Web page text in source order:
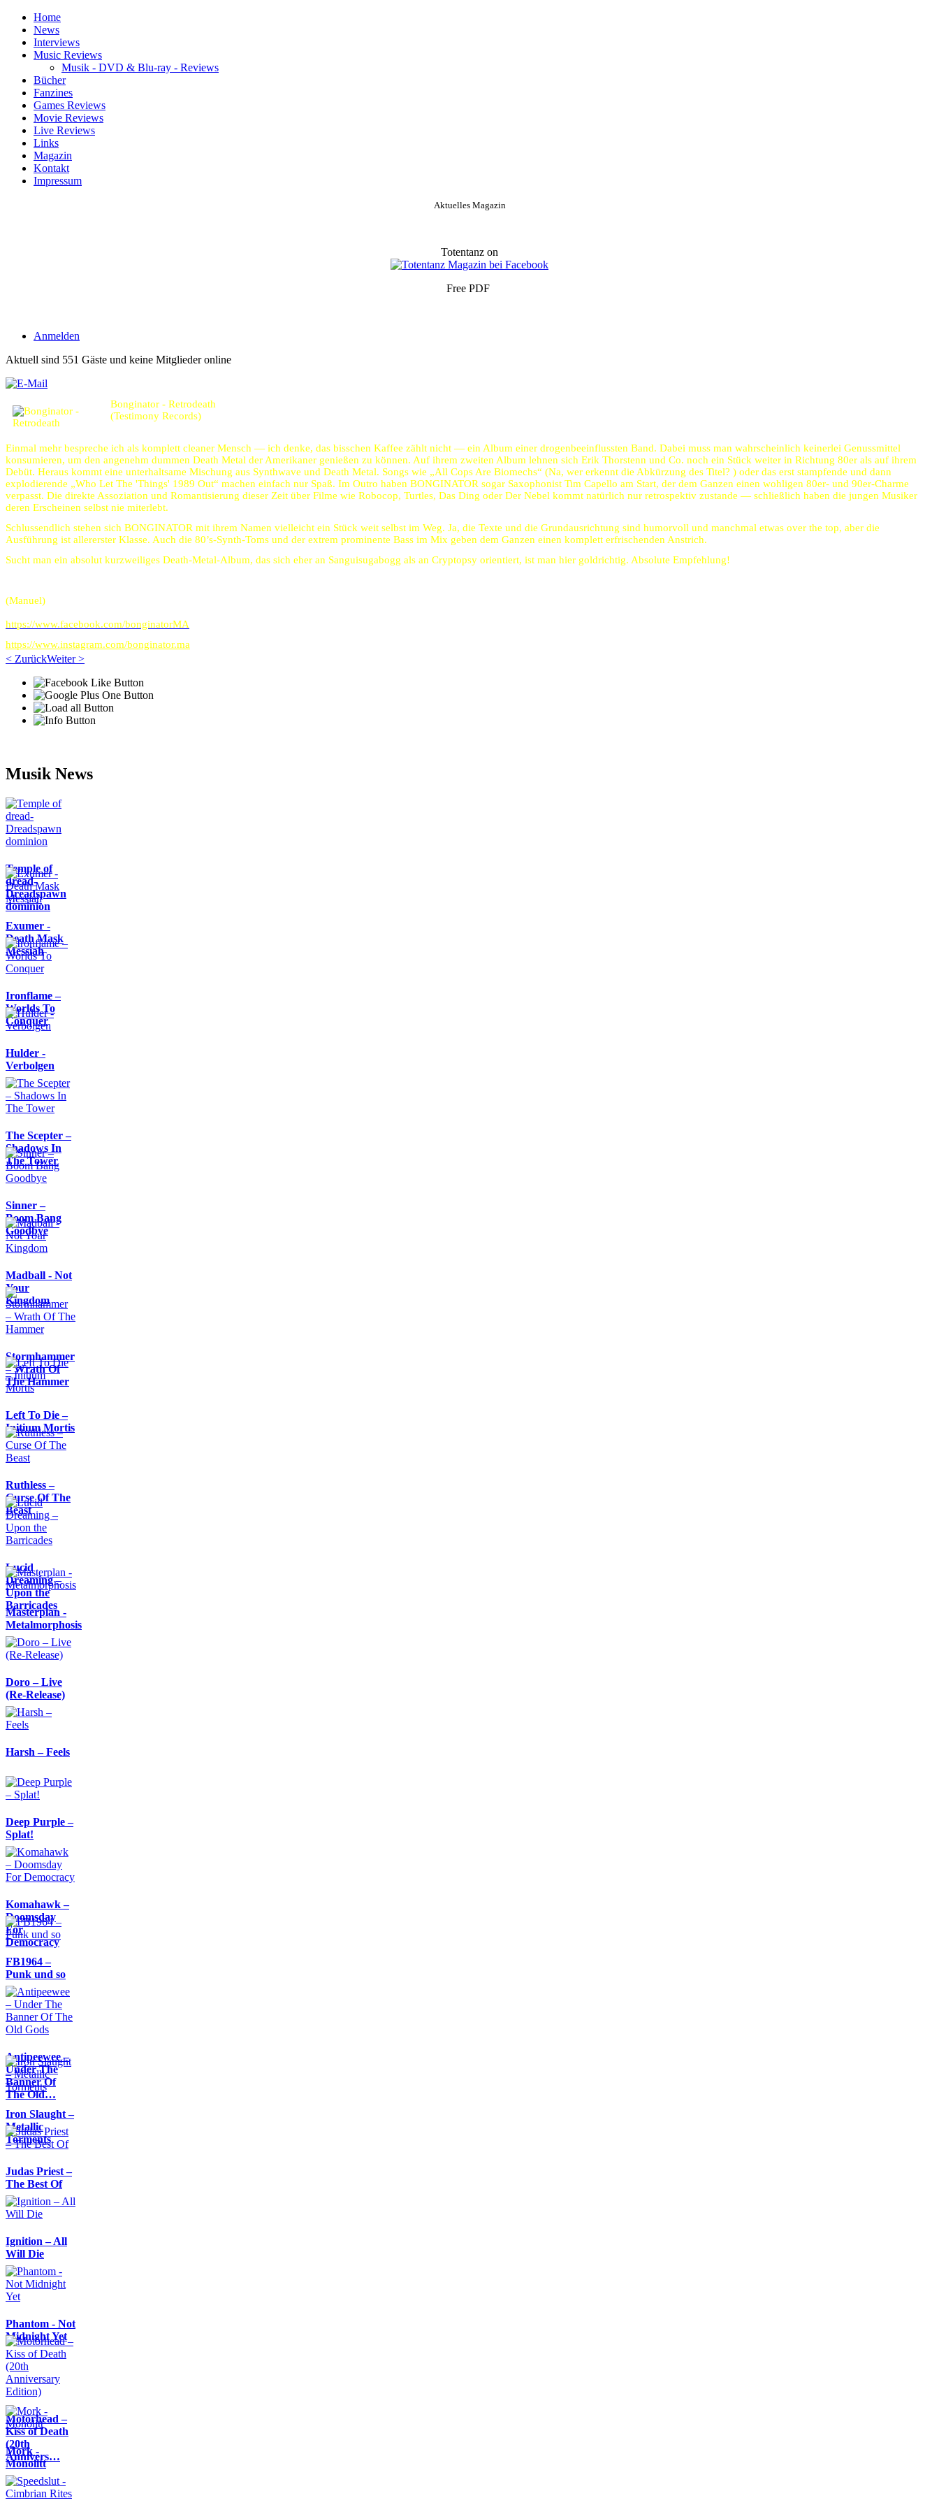
Home
News
Interviews
Music Reviews
Musik - DVD & Blu-ray - Reviews
Bücher
Fanzines
Games Reviews
Movie Reviews
Live Reviews
Links
Magazin
Kontakt
Impressum
Aktuelles Magazin
Totentanz on
Free PDF
Anmelden
Aktuell sind 551 Gäste und keine Mitglieder online
Bonginator - Retrodeath
(Testimony Records)
Einmal mehr bespreche ich als komplett cleaner Mensch — ich denke, das bisschen Kaffee zählt nicht — ein Album einer drogenbeeinflussten Band. Dabei muss man wahrscheinlich keinerlei Genussmittel
konsumieren, um den angenehm dummen Death Metal der Amerikaner genießen zu können. Auf ihrem zweiten Album lehnen sich Erik Thorstenn und Co. noch ein Stück weiter in Richtung 80er als auf ihrem
Debüt. Heraus kommt eine unterhaltsame Mischung aus Synthwave und Death Metal. Songs wie „All Cops Are Biomechs“ (Na, wer erkennt die Abkürzung des Titel? ) oder das erst stampfende und dann
explodierende „Who Let The 'Things' 1989 Out“ machen einfach nur Spaß. Im Outro haben BONGINATOR sogar Saxophonist Tim Capello am Start, der dem Ganzen einen wohligen 80er- und 90er-Charme
verpasst. Die direkte Assoziation und Romantisierung dieser Zeit über Filme wie Robocop, Turtles, Das Ding oder Der Nebel kommt natürlich nur retrospektiv zustande — schließlich haben die jungen Musiker
deren Erscheinen selbst nie miterlebt.
Schlussendlich stehen sich BONGINATOR mit ihrem Namen vielleicht ein Stück weit selbst im Weg. Ja, die Texte und die Grundausrichtung sind humorvoll und manchmal etwas over the top, aber die
Ausführung ist allererster Klasse. Auch die 80’s-Synth-Toms und der extrem prominente Bass im Mix geben dem Ganzen einen komplett erfrischenden Anstrich.
Sucht man ein absolut kurzweiliges Death-Metal-Album, das sich eher an Sanguisugabogg als an Cryptopsy orientiert, ist man hier goldrichtig. Absolute Empfehlung!
(Manuel)
https://www.facebook.com/bonginatorMA
https://www.instagram.com/bonginator.ma
< ZurückWeiter >
Musik News
Temple of
dread-
Dreadspawn
dominion
Exumer -
Death Mask
Messiah
Ironflame –
Worlds To
Conquer
Hulder -
Verbolgen
The Scepter –
Shadows In
The Tower
Sinner –
Boom Bang
Goodbye
Madball - Not
Your
Kingdom
Stormhammer
– Wrath Of
The Hammer
Left To Die –
Initium Mortis
Ruthless –
Curse Of The
Beast
Lucid
Dreaming –
Upon the
Barricades
Masterplan -
Metalmorphosis
Doro – Live
(Re-Release)
Harsh – Feels
Deep Purple –
Splat!
Komahawk –
Doomsday
For
Democracy
FB1964 –
Punk und so
Antipeewee –
Under The
Banner Of
The Old…
Iron Slaught –
Metallic
Torments
Judas Priest –
The Best Of
Ignition – All
Will Die
Phantom - Not
Midnight Yet
Motörhead –
Kiss of Death
(20th
Annivers…
Mork -
Monolitt